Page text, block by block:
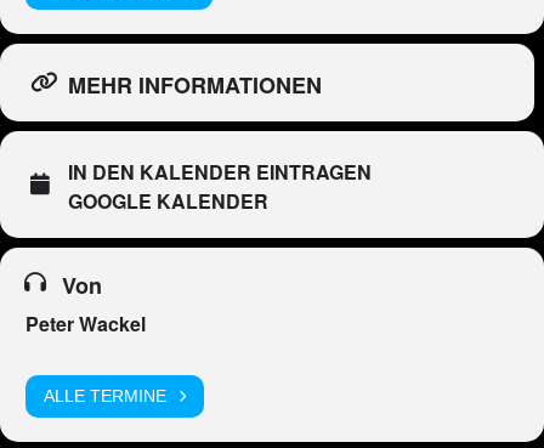
MEHR INFORMATIONEN
IN DEN KALENDER EINTRAGEN
GOOGLE KALENDER
Von
Peter Wackel
ALLE TERMINE